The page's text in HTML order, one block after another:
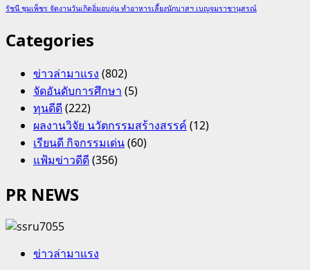
รัชนี ชุมเพ็ชร จัดงานวันเกิดอิ่มอบอุ่น ทำอาหารเลี้ยงนักบาสฯ เบญจมราชานุสรณ์
Categories
ข่าวล่ามาแรง (802)
จัดอันดับการศึกษา (5)
ทุนดีดี(222)
ผลงานวิจัย นวัตกรรมสร้างสรรค์(12)
เรียนดี กิจกรรมเด่น(60)
แฟ้มข่าวดีดี(356)
PR NEWS
ข่าวล่ามาแรง